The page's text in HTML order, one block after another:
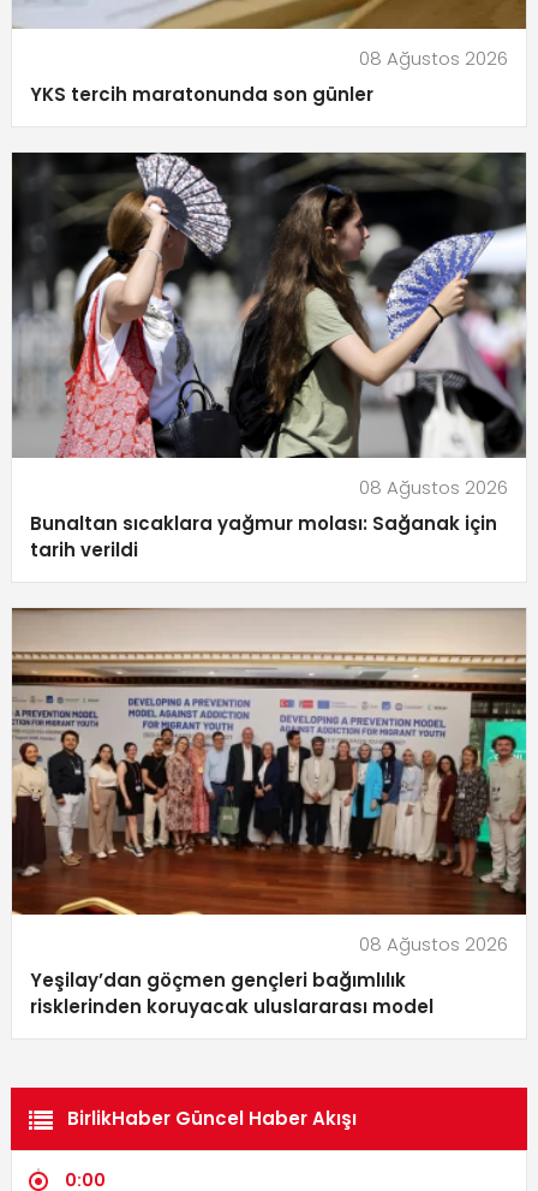
08 Ağustos 2026
YKS tercih maratonunda son günler
08 Ağustos 2026
Bunaltan sıcaklara yağmur molası: Sağanak için
tarih verildi
08 Ağustos 2026
Yeşilay’dan göçmen gençleri bağımlılık
risklerinden koruyacak uluslararası model
BirlikHaber Güncel Haber Akışı
0:00